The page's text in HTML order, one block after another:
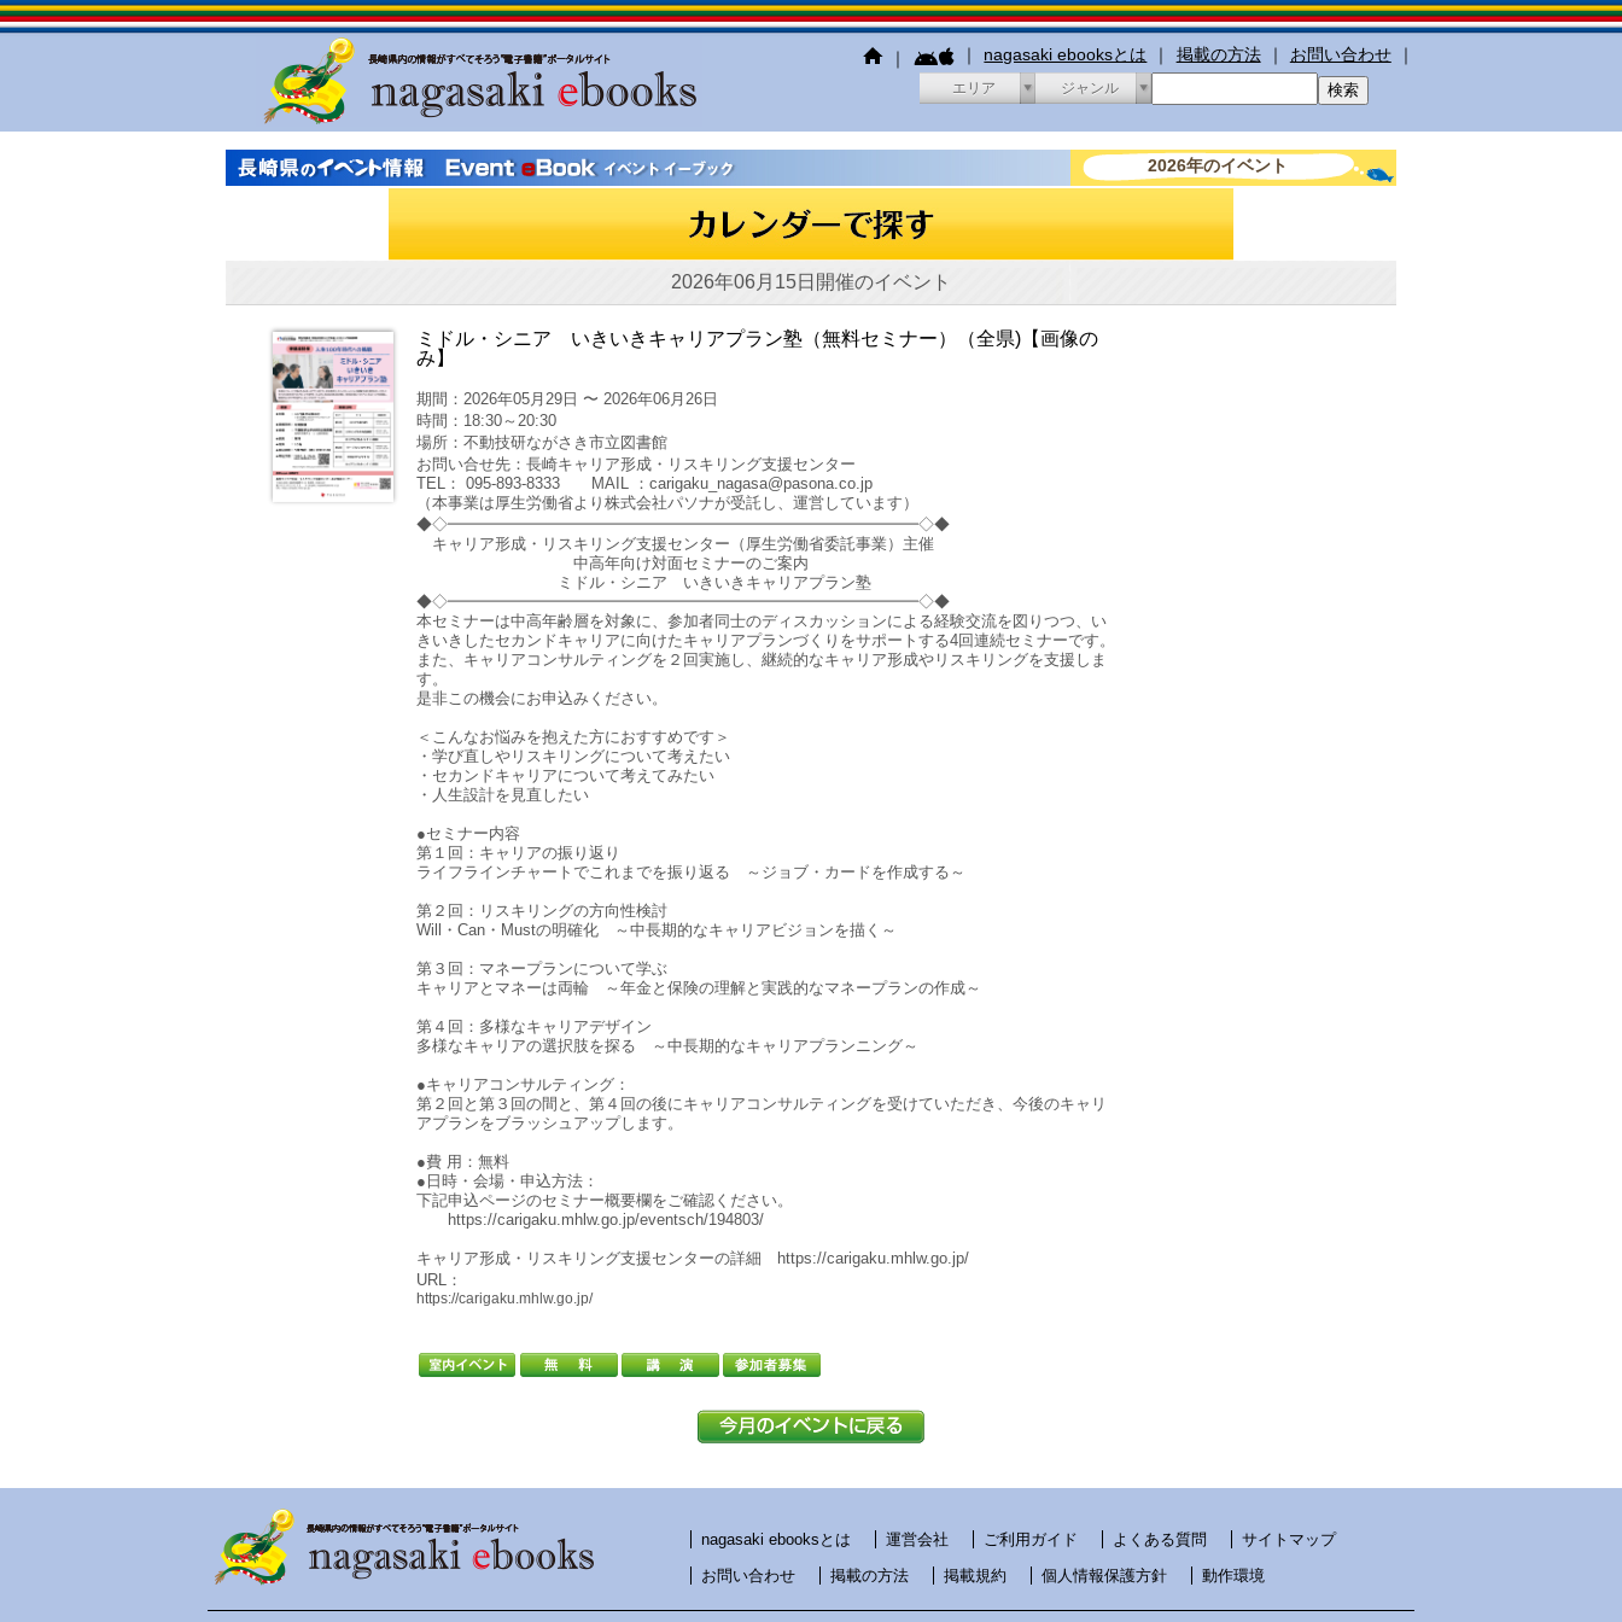
｜ ｜ nagasaki ebooksとは ｜ 掲載の方法 ｜ お問い合わせ ｜
エリア ジャンル
2026年のイベント
2026年06月15日開催のイベント
ミドル・シニア いきいきキャリアプラン塾（無料セミナー）（全県)【画像の
み】
期間：2026年05月29日 〜 2026年06月26日
時間：18:30～20:30
場所：不動技研ながさき市立図書館
お問い合せ先：長崎キャリア形成・リスキリング支援センター
TEL： 095-893-8333 MAIL ：carigaku_nagasa@pasona.co.jp
（本事業は厚生労働省より株式会社パソナが受託し、運営しています）
◆◇━━━━━━━━━━━━━━━━━━━━━━━━━━━━━━◇◆
キャリア形成・リスキリング支援センター（厚生労働省委託事業）主催
中高年向け対面セミナーのご案内
ミドル・シニア いきいきキャリアプラン塾
◆◇━━━━━━━━━━━━━━━━━━━━━━━━━━━━━━◇◆
本セミナーは中高年齢層を対象に、参加者同士のディスカッションによる経験交流を図りつつ、い
きいきしたセカンドキャリアに向けたキャリアプランづくりをサポートする4回連続セミナーです。
また、キャリアコンサルティングを２回実施し、継続的なキャリア形成やリスキリングを支援しま
す。
是非この機会にお申込みください。
＜こんなお悩みを抱えた方におすすめです＞
・学び直しやリスキリングについて考えたい
・セカンドキャリアについて考えてみたい
・人生設計を見直したい
●セミナー内容
第１回：キャリアの振り返り
ライフラインチャートでこれまでを振り返る ～ジョブ・カードを作成する～
第２回：リスキリングの方向性検討
Will・Can・Mustの明確化 ～中長期的なキャリアビジョンを描く～
第３回：マネープランについて学ぶ
キャリアとマネーは両輪 ～年金と保険の理解と実践的なマネープランの作成～
第４回：多様なキャリアデザイン
多様なキャリアの選択肢を探る ～中長期的なキャリアプランニング～
●キャリアコンサルティング：
第２回と第３回の間と、第４回の後にキャリアコンサルティングを受けていただき、今後のキャリ
アプランをブラッシュアップします。
●費 用：無料
●日時・会場・申込方法：
下記申込ページのセミナー概要欄をご確認ください。
https://carigaku.mhlw.go.jp/eventsch/194803/
キャリア形成・リスキリング支援センターの詳細 https://carigaku.mhlw.go.jp/
URL：
https://carigaku.mhlw.go.jp/
nagasaki ebooksとは 運営会社 ご利用ガイド よくある質問
サイトマップ
お問い合わせ
掲載の方法 掲載規約 個人情報保護方針 動作環境